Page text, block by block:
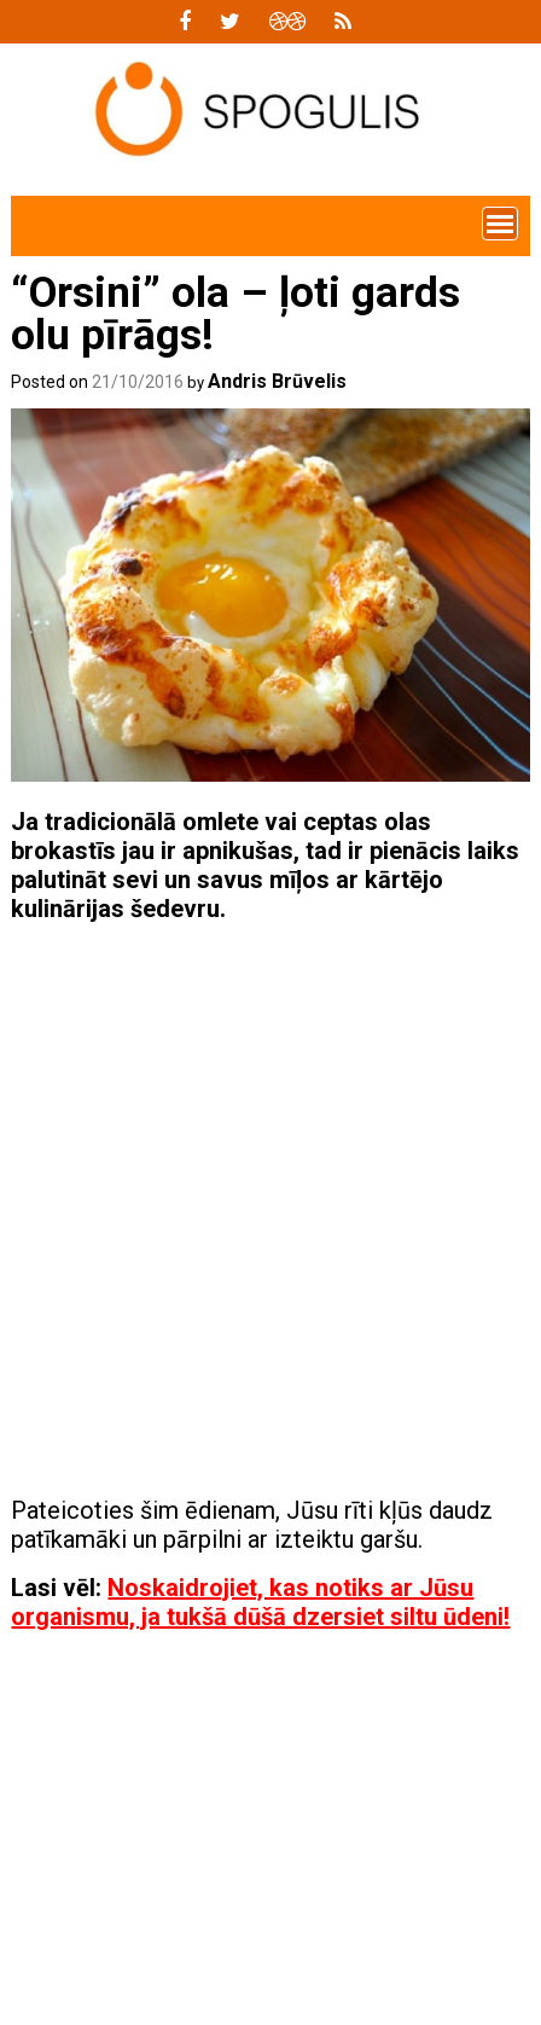
“Orsini” ola – ļoti gards
olu pīrāgs!
Posted on 21/10/2016 byAndris Brūvelis
Ja tradicionālā omlete vai ceptas olas
brokastīs jau ir apnikušas, tad ir pienācis laiks
palutināt sevi un savus mīļos ar kārtējo
kulinārijas šedevru.
Pateicoties šim ēdienam, Jūsu rīti kļūs daudz
patīkamāki un pārpilni ar izteiktu garšu.
Lasi vēl: Noskaidrojiet, kas notiks ar Jūsu
organismu, ja tukšā dūšā dzersiet siltu ūdeni!